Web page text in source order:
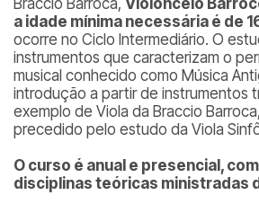
Braccio Barroca, Violoncelo
a idade mínima necessária é de
ocorre no Ciclo Intermediário. O
instrumentos que caracterizam o
musical conhecido como Música
introdução a partir de instrumentos
exemplo de Viola da Braccio
precedido pelo estudo da Viola
O curso é anual e presencial,
disciplinas teóricas ministradas